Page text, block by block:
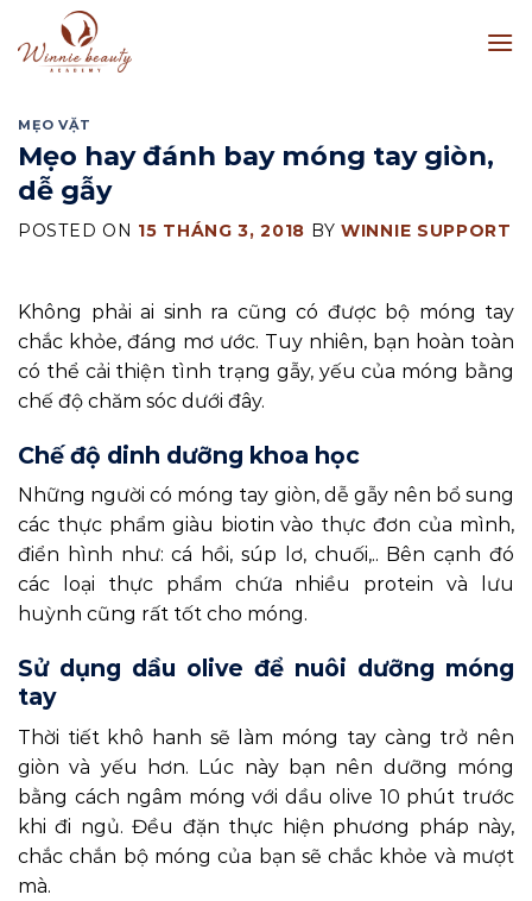
to
content
MẸO VẶT
Mẹo hay đánh bay móng tay giòn,
dễ gẫy
POSTED ON 15 THÁNG 3, 2018 BYWINNIE SUPPORT
Không phải ai sinh ra cũng có được bộ móng tay
chắc khỏe, đáng mơ ước. Tuy nhiên, bạn hoàn toàn
có thể cải thiện tình trạng gẫy, yếu của móng bằng
chế độ chăm sóc dưới đây.
Chế độ dinh dưỡng khoa học
Những người có móng tay giòn, dễ gẫy nên bổ sung
các thực phẩm giàu biotin vào thực đơn của mình,
điển hình như: cá hồi, súp lơ, chuối,.. Bên cạnh đó
các loại thực phẩm chứa nhiều protein và lưu
huỳnh cũng rất tốt cho móng.
Sử dụng dầu olive để nuôi dưỡng móng
tay
Thời tiết khô hanh sẽ làm móng tay càng trở nên
giòn và yếu hơn. Lúc này bạn nên dưỡng móng
bằng cách ngâm móng với dầu olive 10 phút trước
khi đi ngủ. Đều đặn thực hiện phương pháp này,
chắc chắn bộ móng của bạn sẽ chắc khỏe và mượt
mà.